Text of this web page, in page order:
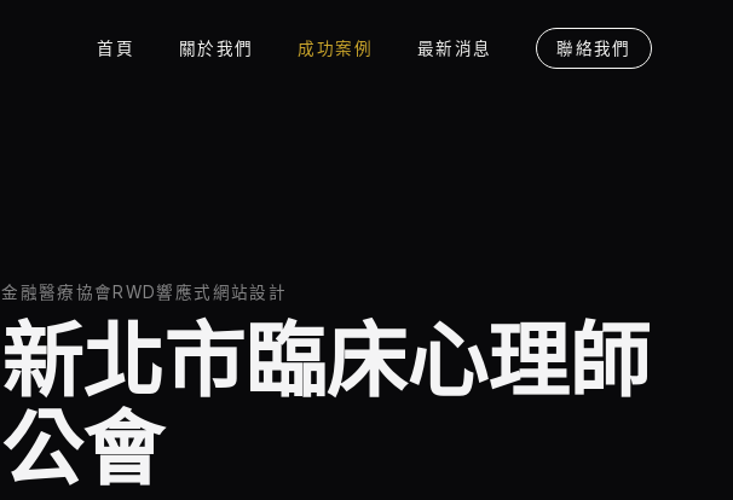
首頁 關於我們 成功案例 最新消息 聯絡我們
金融醫療協會RWD響應式網站設計
新北市臨床心理師
公會